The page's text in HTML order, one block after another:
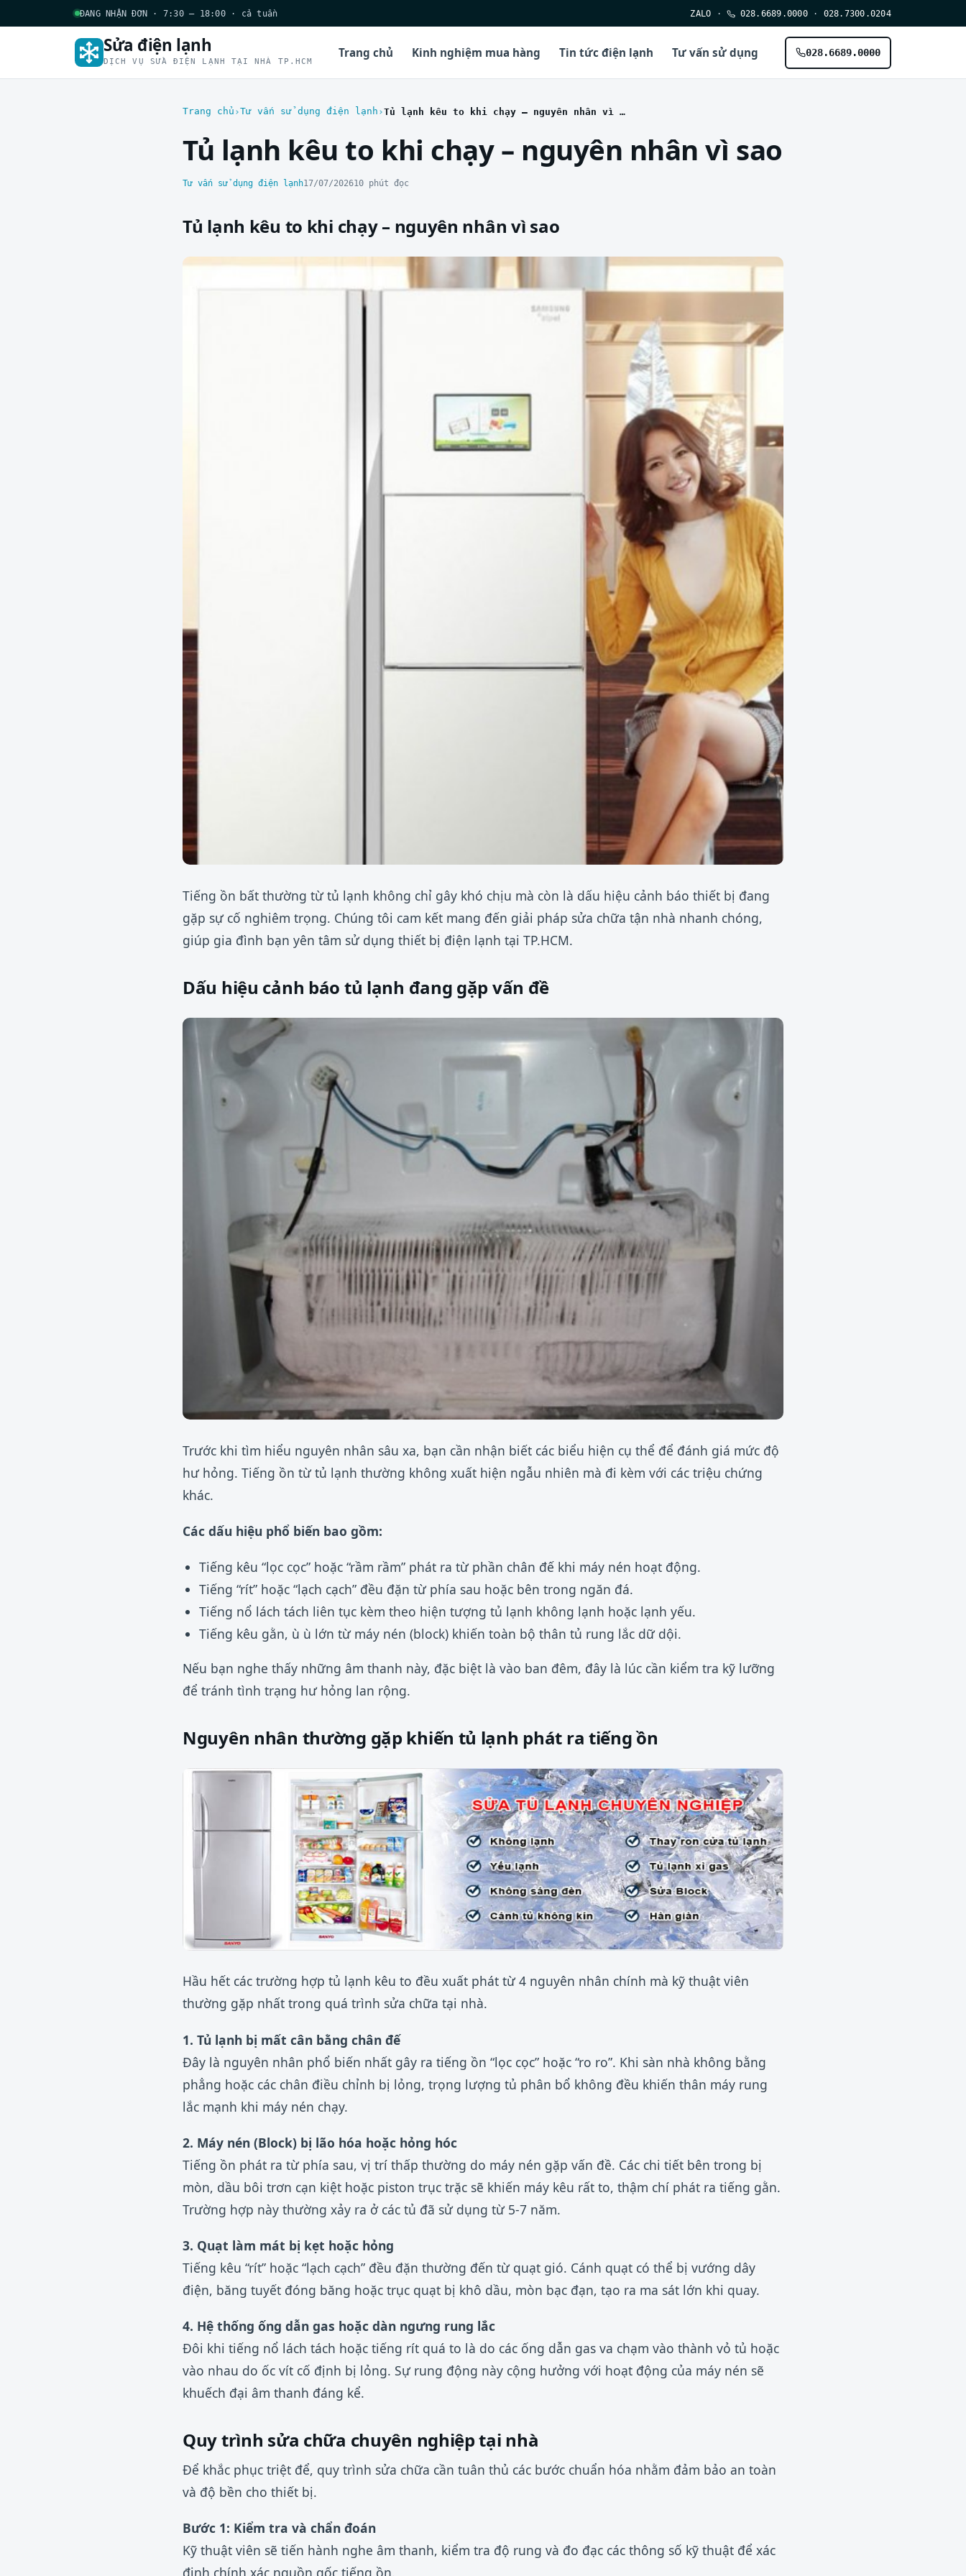
ĐANG NHẬN ĐƠN · 7:30 – 18:00 · cả tuần ZALO · 028.6689.0000 · 028.7300.0204
Sửa điện lạnh
DỊCH VỤ SỬA ĐIỆN LẠNH TẠI NHÀ TP.HCM
Trang chủ Kinh nghiệm mua hàng Tin tức điện lạnh Tư vấn sử dụng 028.6689.0000
Trang chủ Tư vấn sử dụng điện lạnh Tủ lạnh kêu to khi chạy – nguyên nhân vì sao
Tủ lạnh kêu to khi chạy – nguyên nhân vì sao
Tư vấn sử dụng điện lạnh17/07/202610 phút đọc
Tủ lạnh kêu to khi chạy – nguyên nhân vì sao
Tiếng ồn bất thường từ tủ lạnh không chỉ gây khó chịu mà còn là dấu hiệu cảnh báo thiết bị đang
gặp sự cố nghiêm trọng. Chúng tôi cam kết mang đến giải pháp sửa chữa tận nhà nhanh chóng,
giúp gia đình bạn yên tâm sử dụng thiết bị điện lạnh tại TP.HCM.
Dấu hiệu cảnh báo tủ lạnh đang gặp vấn đề
Trước khi tìm hiểu nguyên nhân sâu xa, bạn cần nhận biết các biểu hiện cụ thể để đánh giá mức độ
hư hỏng. Tiếng ồn từ tủ lạnh thường không xuất hiện ngẫu nhiên mà đi kèm với các triệu chứng
khác.
Các dấu hiệu phổ biến bao gồm:
Tiếng kêu “lọc cọc” hoặc “rầm rầm” phát ra từ phần chân đế khi máy nén hoạt động.
Tiếng “rít” hoặc “lạch cạch” đều đặn từ phía sau hoặc bên trong ngăn đá.
Tiếng nổ lách tách liên tục kèm theo hiện tượng tủ lạnh không lạnh hoặc lạnh yếu.
Tiếng kêu gằn, ù ù lớn từ máy nén (block) khiến toàn bộ thân tủ rung lắc dữ dội.
Nếu bạn nghe thấy những âm thanh này, đặc biệt là vào ban đêm, đây là lúc cần kiểm tra kỹ lưỡng
để tránh tình trạng hư hỏng lan rộng.
Nguyên nhân thường gặp khiến tủ lạnh phát ra tiếng ồn
Hầu hết các trường hợp tủ lạnh kêu to đều xuất phát từ 4 nguyên nhân chính mà kỹ thuật viên
thường gặp nhất trong quá trình sửa chữa tại nhà.
1. Tủ lạnh bị mất cân bằng chân đế
Đây là nguyên nhân phổ biến nhất gây ra tiếng ồn “lọc cọc” hoặc “ro ro”. Khi sàn nhà không bằng
phẳng hoặc các chân điều chỉnh bị lỏng, trọng lượng tủ phân bổ không đều khiến thân máy rung
lắc mạnh khi máy nén chạy.
2. Máy nén (Block) bị lão hóa hoặc hỏng hóc
Tiếng ồn phát ra từ phía sau, vị trí thấp thường do máy nén gặp vấn đề. Các chi tiết bên trong bị
mòn, dầu bôi trơn cạn kiệt hoặc piston trục trặc sẽ khiến máy kêu rất to, thậm chí phát ra tiếng gằn.
Trường hợp này thường xảy ra ở các tủ đã sử dụng từ 5-7 năm.
3. Quạt làm mát bị kẹt hoặc hỏng
Tiếng kêu “rít” hoặc “lạch cạch” đều đặn thường đến từ quạt gió. Cánh quạt có thể bị vướng dây
điện, băng tuyết đóng băng hoặc trục quạt bị khô dầu, mòn bạc đạn, tạo ra ma sát lớn khi quay.
4. Hệ thống ống dẫn gas hoặc dàn ngưng rung lắc
Đôi khi tiếng nổ lách tách hoặc tiếng rít quá to là do các ống dẫn gas va chạm vào thành vỏ tủ hoặc
vào nhau do ốc vít cố định bị lỏng. Sự rung động này cộng hưởng với hoạt động của máy nén sẽ
khuếch đại âm thanh đáng kể.
Quy trình sửa chữa chuyên nghiệp tại nhà
Để khắc phục triệt để, quy trình sửa chữa cần tuân thủ các bước chuẩn hóa nhằm đảm bảo an toàn
và độ bền cho thiết bị.
Bước 1: Kiểm tra và chẩn đoán
Kỹ thuật viên sẽ tiến hành nghe âm thanh, kiểm tra độ rung và đo đạc các thông số kỹ thuật để xác